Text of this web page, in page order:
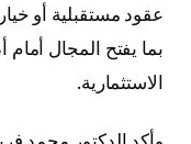
عقود مستقبلية أو
بما يفتح المجال
الاستثمارية.